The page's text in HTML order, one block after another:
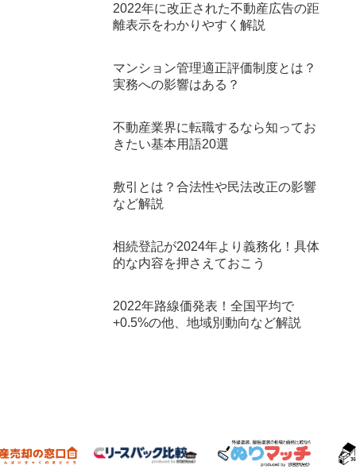
2022年に改正された不動産広告の距
離表示をわかりやすく解説
マンション管理適正評価制度とは？
実務への影響はある？
不動産業界に転職するなら知ってお
きたい基本用語20選
敷引とは？合法性や民法改正の影響
など解説
相続登記が2024年より義務化！具体
的な内容を押さえておこう
2022年路線価発表！全国平均で
+0.5%の他、地域別動向など解説